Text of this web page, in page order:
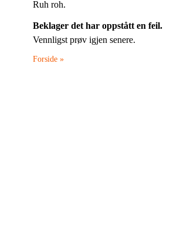
Ruh roh.
Beklager det har oppstått en feil.
Vennligst prøv igjen senere.
Forside »